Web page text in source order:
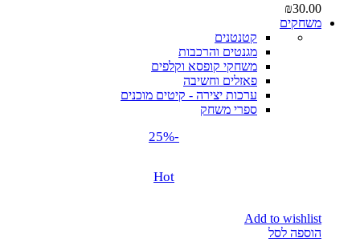
₪30.00
משחקים
קטנטנים
מגנטים והרכבות
משחקי קופסא וקלפים
פאזלים וחשיבה
ערכות יצירה - קיטים מוכנים
ספרי משחק
-25%
Hot
Add to wishlist
הוספה לסל